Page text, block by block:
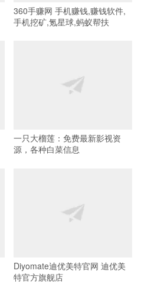
360手赚网 手机赚钱,赚钱软件,
手机挖矿,氪星球,蚂蚁帮扶
一只大榴莲：免费最新影视资
源，各种白菜信息
Diyomate迪优美特官网 迪优美
特官方旗舰店